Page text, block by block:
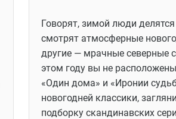
Говорят, зимой люди
смотрят атмосферные
другие — мрачные северные
этом году вы не
«Один дома» и «Иронии
новогодней классики,
подборку скандинавских